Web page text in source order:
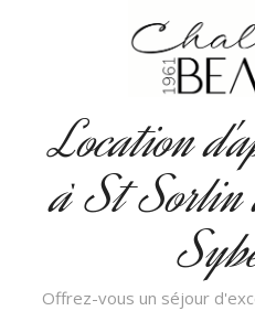
Location
à St Sorlin
Offrez-vous un séjour